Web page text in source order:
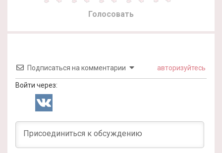
Голосовать
Подписаться на комментарии авторизуйтесь
Войти через: